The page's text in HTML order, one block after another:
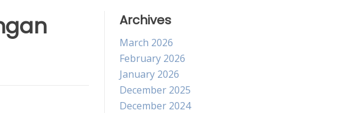
Archives
March 2026
February 2026
January 2026
December 2025
December 2024